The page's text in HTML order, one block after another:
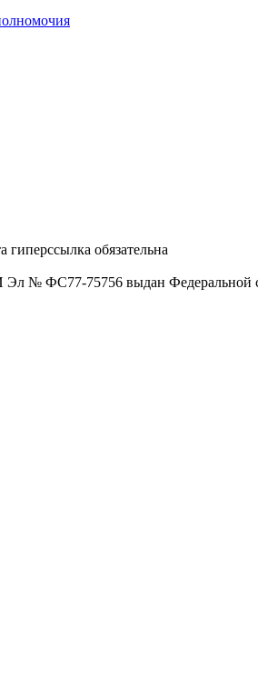
обязательна
№ ФС77-75756 выдан Федеральной